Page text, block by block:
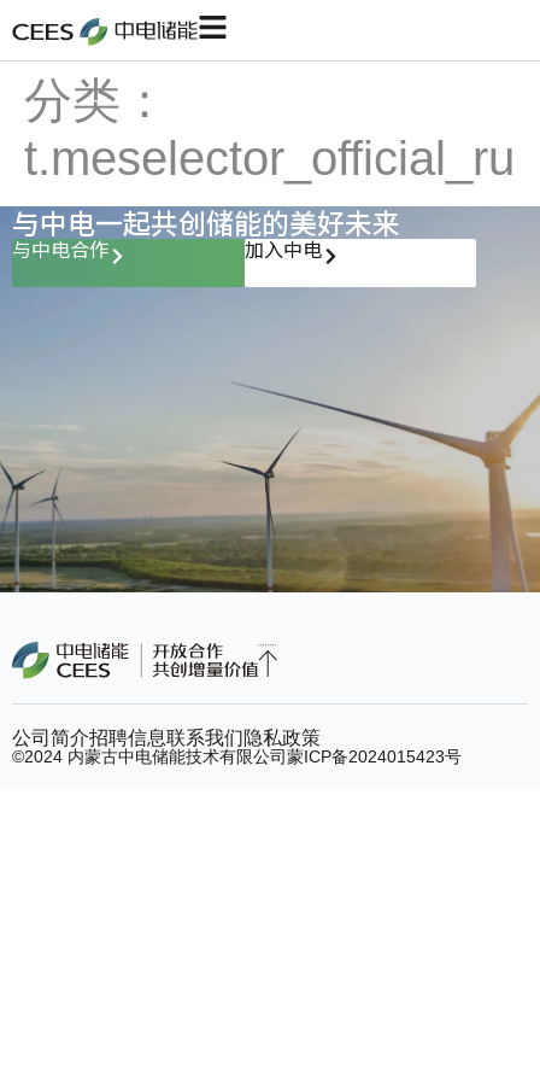
分类：
t.meselector_official_ru
与中电一起共创储能的美好未来
与中电合作 加入中电
©2024 内蒙古中电储能技术有限公司蒙ICP备2024015423号
公司简介招聘信息联系我们隐私政策